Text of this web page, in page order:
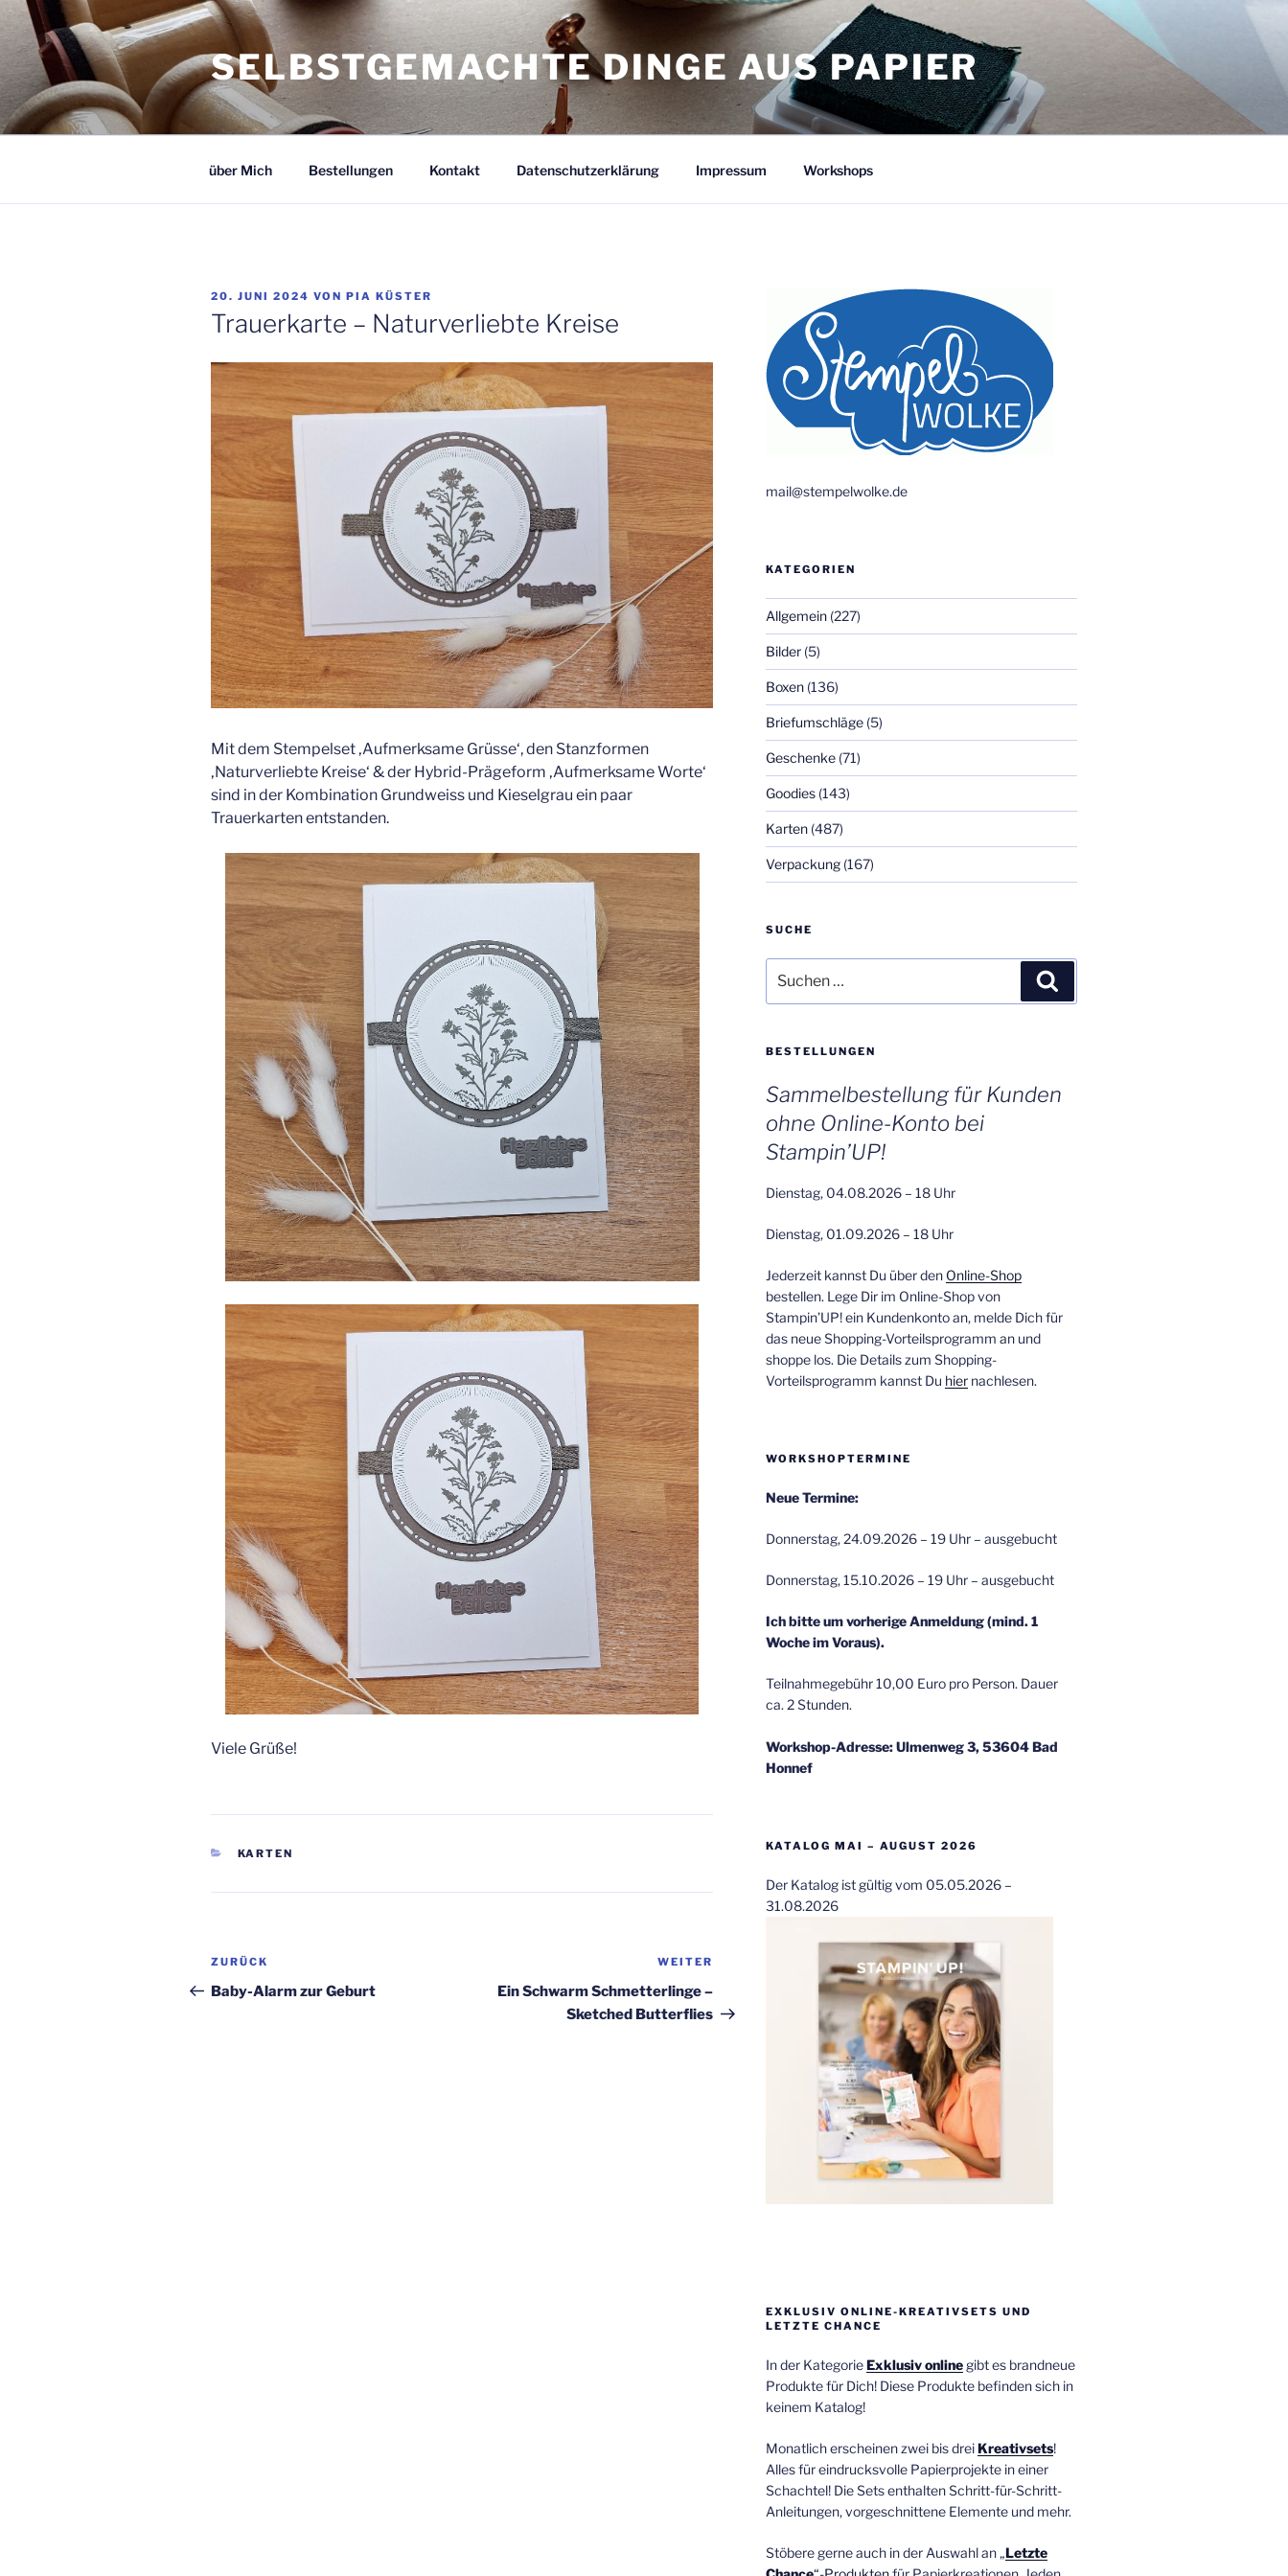
Zum
Inhalt
springen
SELBSTGEMACHTE DINGE AUS PAPIER
über Mich Bestellungen Kontakt Datenschutzerklärung Impressum Workshops
VERÖFFENTLICHT
AM
20. JUNI 2024 VON PIA KÜSTER
Trauerkarte – Naturverliebte Kreise
Mit dem Stempelset ‚Aufmerksame Grüsse‘, den Stanzformen
‚Naturverliebte Kreise‘ & der Hybrid-Prägeform ‚Aufmerksame Worte‘
sind in der Kombination Grundweiss und Kieselgrau ein paar
Trauerkarten entstanden.
Viele Grüße!
KATEGORIEN
KARTEN
Beitragsnavigation
Vorheriger
Beitrag
ZURÜCK
Baby-Alarm zur Geburt
Beitrag
WEITER
Ein Schwarm Schmetterlinge –
Sketched Butterflies
mail@stempelwolke.de
KATEGORIEN
Allgemein(227)
Bilder(5)
Boxen(136)
Briefumschläge(5)
Geschenke(71)
Goodies(143)
Karten(487)
Verpackung(167)
SUCHE
nach:
BESTELLUNGEN
Sammelbestellung für Kunden
ohne Online-Konto bei
Stampin’UP!
Dienstag, 04.08.2026 – 18 Uhr
Dienstag, 01.09.2026 – 18 Uhr
Jederzeit kannst Du über den Online-Shop
bestellen. Lege Dir im Online-Shop von
Stampin’UP! ein Kundenkonto an, melde Dich für
das neue Shopping-Vorteilsprogramm an und
shoppe los. Die Details zum Shopping-
Vorteilsprogramm kannst Du hiernachlesen.
WORKSHOPTERMINE
Neue Termine:
Donnerstag, 24.09.2026 – 19 Uhr – ausgebucht
Donnerstag, 15.10.2026 – 19 Uhr – ausgebucht
Ich bitte um vorherige Anmeldung (mind. 1
Woche im Voraus).
Teilnahmegebühr 10,00 Euro pro Person. Dauer
ca. 2 Stunden.
Workshop-Adresse: Ulmenweg 3, 53604 Bad
Honnef
KATALOG MAI – AUGUST 2026
Der Katalog ist gültig vom 05.05.2026 –
31.08.2026
EXKLUSIV ONLINE-KREATIVSETS UND
LETZTE CHANCE
In der KategorieExklusiv onlinegibt es brandneue
Produkte für Dich! Diese Produkte befinden sich in
keinem Katalog!
Monatlich erscheinen zwei bis drei Kreativsets!
Alles für eindrucksvolle Papierprojekte in einer
Schachtel! Die Sets enthalten Schritt-für-Schritt-
Anleitungen, vorgeschnittene Elemente und mehr.
Stöbere gerne auch in der Auswahl an „Letzte